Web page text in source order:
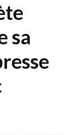
sa